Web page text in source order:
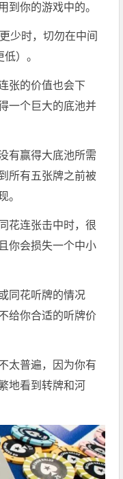
到你的游戏中的。
少时，切勿在中间
）。
张的价值也会下
一个巨大的底池并
有赢得大底池所需
所有五张牌之前被
。
花连张击中时，很
你会损失一个中小
同花听牌的情况
给你合适的听牌价
太普遍，因为你有
地看到转牌和河